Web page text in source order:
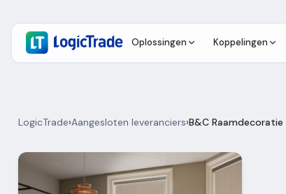
Oplossingen Koppelingen
LogicTrade›Aangesloten leveranciers›B&C Raamdecoratie